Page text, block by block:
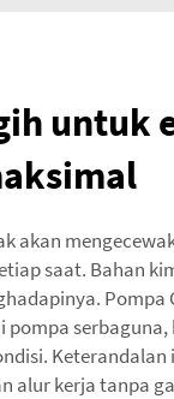
untuk
akan
saat. Bahan
Pompa
pompa
alur kerja tanpa